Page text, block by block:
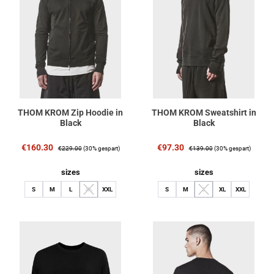
THOM KROM Zip Hoodie in
Black
Verkaufspreis:
€160.30 Regulärer Preis:
€229.00 (30% gespart)
sizesauswählen
S M L XL
(Diese Option ist zurzeit nicht verfügbar.)
XXL
THOM KROM Sweatshirt in
Black
Verkaufspreis:
€97.30 Regulärer Preis:
€139.00 (30% gespart)
sizesauswählen
S M L
(Diese Option ist zurzeit
XL XXL